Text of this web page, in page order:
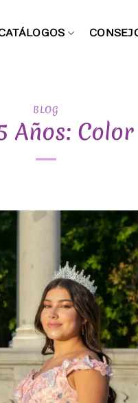
BLOG
Años: